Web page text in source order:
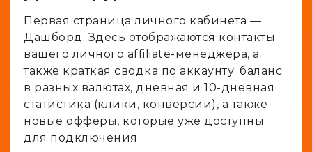
Первая страница личного кабинета —
Дашборд. Здесь отображаются контакты
вашего личного affiliate-менеджера, а
также краткая сводка по аккаунту: баланс
в разных валютах, дневная и 10-дневная
статистика (клики, конверсии), а также
новые офферы, которые уже доступны
для подключения.